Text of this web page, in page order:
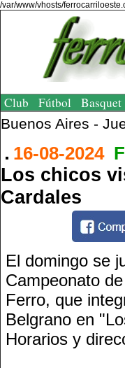
/var/www/vhosts/
Club Fútbol Basquet
Buenos Aires -
16-08-2024
Los chicos
Cardales
El domingo se
Campeonato
Ferro, que
Belgrano en
Horarios y